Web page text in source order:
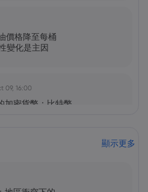
價格降至每桶
變化是主因
09, 16:00
加密貨幣：比特幣
今天下跌 5%，未來會
顯示更多